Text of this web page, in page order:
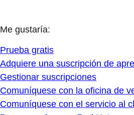
Me gustaría:
Prueba gratis
Adquiere una suscripción de
Gestionar suscripciones
Comuníquese con la oficina de
Comuníquese con el servicio al